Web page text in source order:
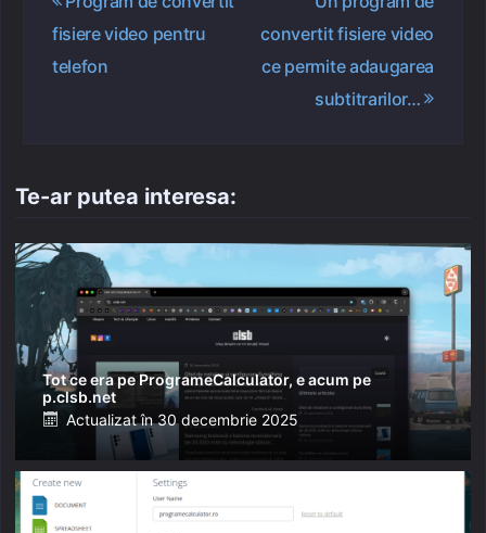
articole
fisiere video pentru
telefon
convertit fisiere video
ce permite adaugarea
subtitrarilor…
Te-ar putea interesa:
Tot ce era pe ProgrameCalculator, e acum pe
p.clsb.net
Posted
Actualizat în 30 decembrie 2025